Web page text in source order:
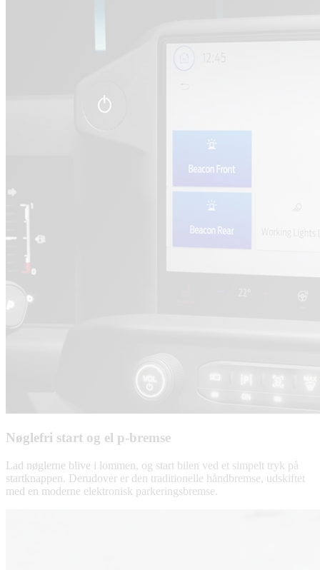
Nøglefri start og el p-bremse
Lad nøglerne blive i lommen, og start bilen ved et simpelt tryk på
startknappen. Derudover er den traditionelle håndbremse, udskiftet
med en moderne elektronisk parkeringsbremse.